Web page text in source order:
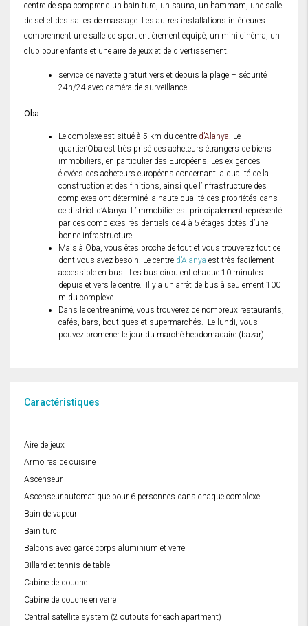
centre de spa comprend un bain turc, un sauna, un hammam, une salle
de sel et des salles de massage. Les autres installations intérieures
comprennent une salle de sport entièrement équipé, un mini cinéma, un
club pour enfants et une aire de jeux et de divertissement.
service de navette gratuit vers et depuis la plage – sécurité
24h/24 avec caméra de surveillance
Oba
Le complexe est situé à 5 km du centre d’Alanya. Le
quartier’Oba est très prisé des acheteurs étrangers de biens
immobiliers, en particulier des Européens. Les exigences
élevées des acheteurs européens concernant la qualité de la
construction et des finitions, ainsi que l’infrastructure des
complexes ont déterminé la haute qualité des propriétés dans
ce district d’Alanya. L’immobilier est principalement représenté
par des complexes résidentiels de 4 à 5 étages dotés d’une
bonne infrastructure
Mais à Oba, vous êtes proche de tout et vous trouverez tout ce
dont vous avez besoin. Le centre d’Alanya est très facilement
accessible en bus. Les bus circulent chaque 10 minutes
depuis et vers le centre. Il y a un arrêt de bus à seulement 100
m du complexe.
Dans le centre animé, vous trouverez de nombreux restaurants,
cafés, bars, boutiques et supermarchés. Le lundi, vous
pouvez promener le jour du marché hebdomadaire (bazar).
Caractéristiques
Aire de jeux
Armoires de cuisine
Ascenseur
Ascenseur automatique pour 6 personnes dans chaque complexe
Bain de vapeur
Bain turc
Balcons avec garde corps aluminium et verre
Billard et tennis de table
Cabine de douche
Cabine de douche en verre
Central satellite system (2 outputs for each apartment)